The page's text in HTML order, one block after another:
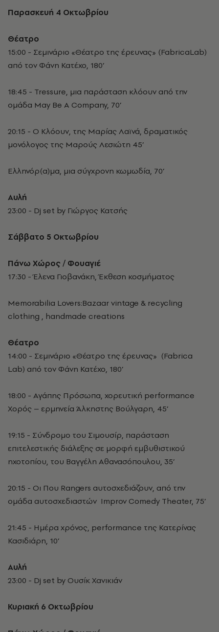
Παρασκευή 4 Οκτωβρίου
Θέατρο
15:00 - Σεμινάριο «Θέατρο της έρευνας» (FabricaLab)
από τον Φάνη Κατέχο, 180’
18:45 - Tressure, μια παράσταση κλόουν από την
ομάδα May Be A Company, 70’
20:15 - Ο Κλόουν, της Μαρίας Λαϊνά, δραματικός
μονόλογος της Μαρούς Λεσιώτη 45’
Ελληνόρ(α)μα, μια σύγχρονη κωμωδία, 70’
Αυλή
23:00 - Dj set by Γιώργος Κατσής
Σάββατο 5 Οκτωβρίου
Πάνω Χώρος / Φουαγιέ
17:30 - Έλενα Γιοβανάκη, Έκθεση κοσμήματος
Memorabilia Lovers:Bazaar vintage & recycling
clothing , handmade creations
Θέατρο
14:00 - Σεμινάριο «Θέατρο της έρευνας» (Fabrica
Lab) από τον Φάνη Κατέχο, 180’
18:00 - Αγάπης Πρόσωπα, χορευτική performance
Χορός – ερμηνεία Άλκηστης Βούλγαρη, 45’
19:15 - Σύνδρομο του Σιμουσίρ, παράσταση
επιτελεστικής διάλεξης σε μορφή εμβυθιστικού
ηχοτοπίου, του Βαγγέλη Αθανασόπουλου, 35’
20:15 - Οι Που Rangers αυτοσχεδιάζουν, από την
ομάδα αυτοσχεδιαστών Improv Comedy Theater, 75’
21:45 - Ημέρα χρόνος, performance της Κατερίνας
Κασιδιάρη, 10’
Αυλή
23:00 - Dj set by Ουσίκ Χανικιάν
Κυριακή 6 Οκτωβρίου